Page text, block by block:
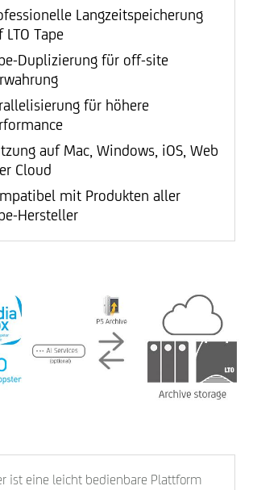
Langzeitspeicherung
LTO Tape
Duplizierung für off-site
für höhere
auf Mac, Windows, iOS, Web
Cloud
mit Produkten aller
Hersteller
ist eine leicht bedienbare Plattform